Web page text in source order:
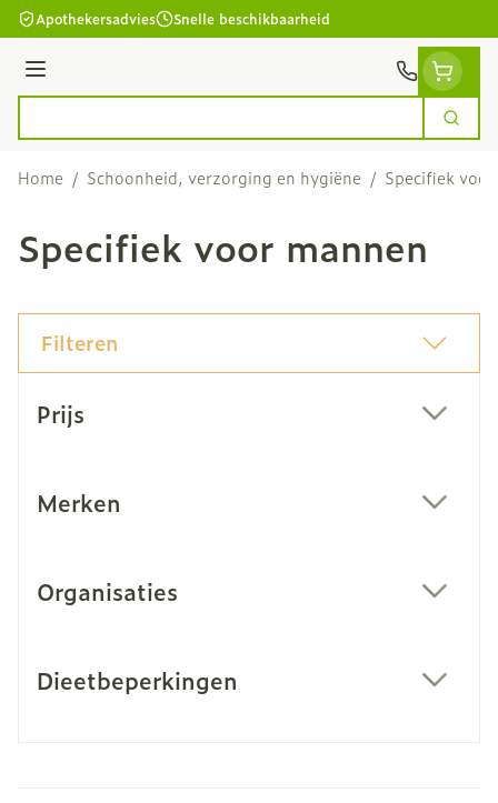
Ga naar de inhoud
Apothekersadvies Snelle beschikbaarheid
Menu
Zoek
Home / Schoonheid, verzorging en hygiëne / Specifiek
Specifiek voor mannen
Filteren
Prijs
Merken
Organisaties
Dieetbeperkingen